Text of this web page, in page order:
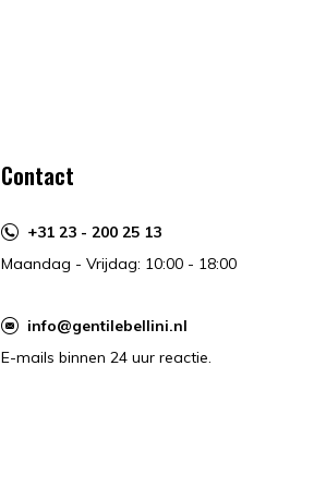
Contact
+31 23 - 200 25 13
Maandag - Vrijdag: 10:00 - 18:00
info@gentilebellini.nl
E-mails binnen 24 uur reactie.